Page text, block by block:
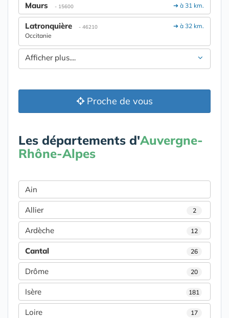
➔ à 31 km.
Maurs - 15600
➔ à 32 km.
Latronquière - 46210
Occitanie
Afficher plus....
Proche de vous
Les départements d'Auvergne-
Rhône-Alpes
Ain
Allier 2
Ardèche 12
Cantal 26
Drôme 20
Isère 181
Loire 17